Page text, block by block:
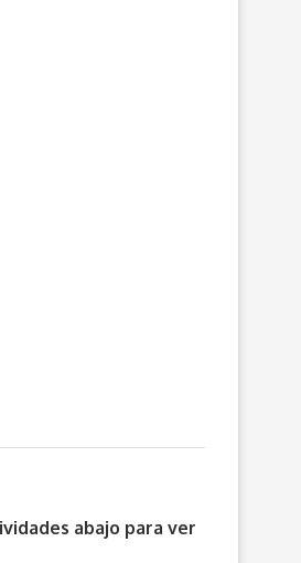
abajo para ver